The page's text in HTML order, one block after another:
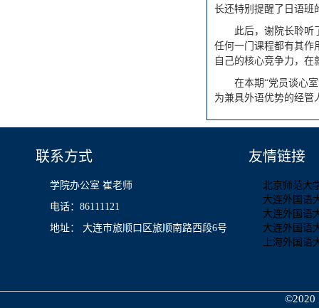
长还特别提醒了日语班
此后，谢院长聆听
任何一门课程都有其作
自己的核心竞争力，
在本期“党员谈心
为兼具外语优势的经管
联系方式
学院办公室 崔老师
电话：86111121
地址： 大连市旅顺口区旅顺南路西段6号
友情链接
北京师范大
大连外国语
大连外国语
大连外国语
上海外国语
©2020